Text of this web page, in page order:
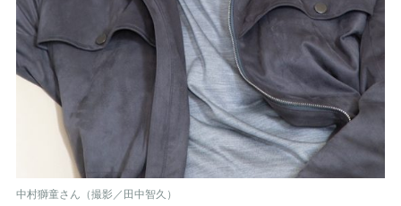
中村獅童さん（撮影／田中智久）